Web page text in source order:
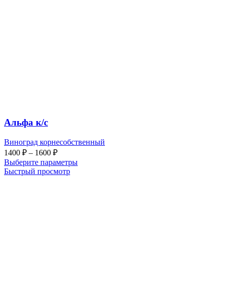
Альфа к/с
Виноград корнесобственный
1400 ₽ – 1600 ₽Диапазон
цен:
1400 ₽
Выберите параметры
Быстрый просмотр